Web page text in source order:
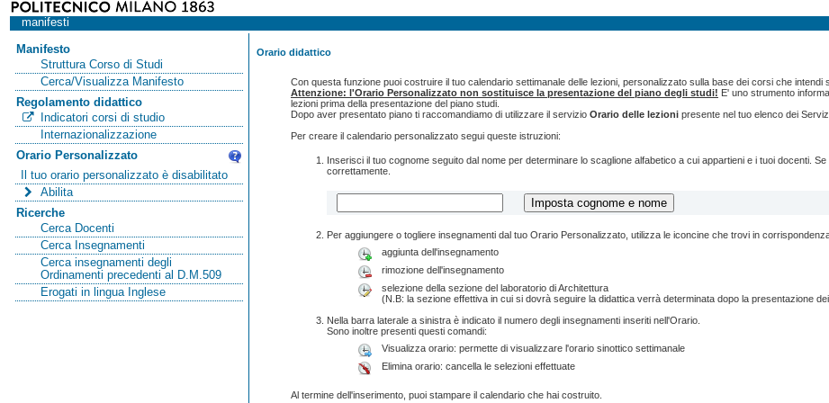
manifesti
Manifesto
Struttura Corso di Studi
Cerca/Visualizza Manifesto
Regolamento didattico
Indicatori corsi di studio
Internazionalizzazione
Orario Personalizzato
Il tuo orario personalizzato è disabilitato
Abilita
Ricerche
Cerca Docenti
Cerca Insegnamenti
Cerca insegnamenti degli
Ordinamenti precedenti al D.M.509
Erogati in lingua Inglese
Orario didattico
Con questa funzione puoi costruire il tuo calendario settimanale delle lezioni, personalizzato sulla base dei corsi che intendi
Attenzione: l'Orario Personalizzato non sostituisce la presentazione del piano degli studi! E' uno strumento
lezioni prima della presentazione del piano studi.
Dopo aver presentato piano ti raccomandiamo di utilizzare il servizio Orario delle lezionipresente nel tuo elenco dei
Per creare il calendario personalizzato segui queste istruzioni:
Inserisci il tuo cognome seguito dal nome per determinare lo scaglione alfabetico a cui appartieni e i tuoi docenti.
correttamente.
Per aggiungere o togliere insegnamenti dal tuo Orario Personalizzato, utilizza le iconcine che trovi in
aggiunta dell'insegnamento
rimozione dell'insegnamento
selezione della sezione del laboratorio di Architettura
(N.B: la sezione effettiva in cui si dovrà seguire la didattica verrà determinata dopo la presentazione
Nella barra laterale a sinistra è indicato il numero degli insegnamenti inseriti nell'Orario.
Sono inoltre presenti questi comandi:
Visualizza orario: permette di visualizzare l'orario sinottico settimanale
Elimina orario: cancella le selezioni effettuate
Al termine dell'inserimento, puoi stampare il calendario che hai costruito.